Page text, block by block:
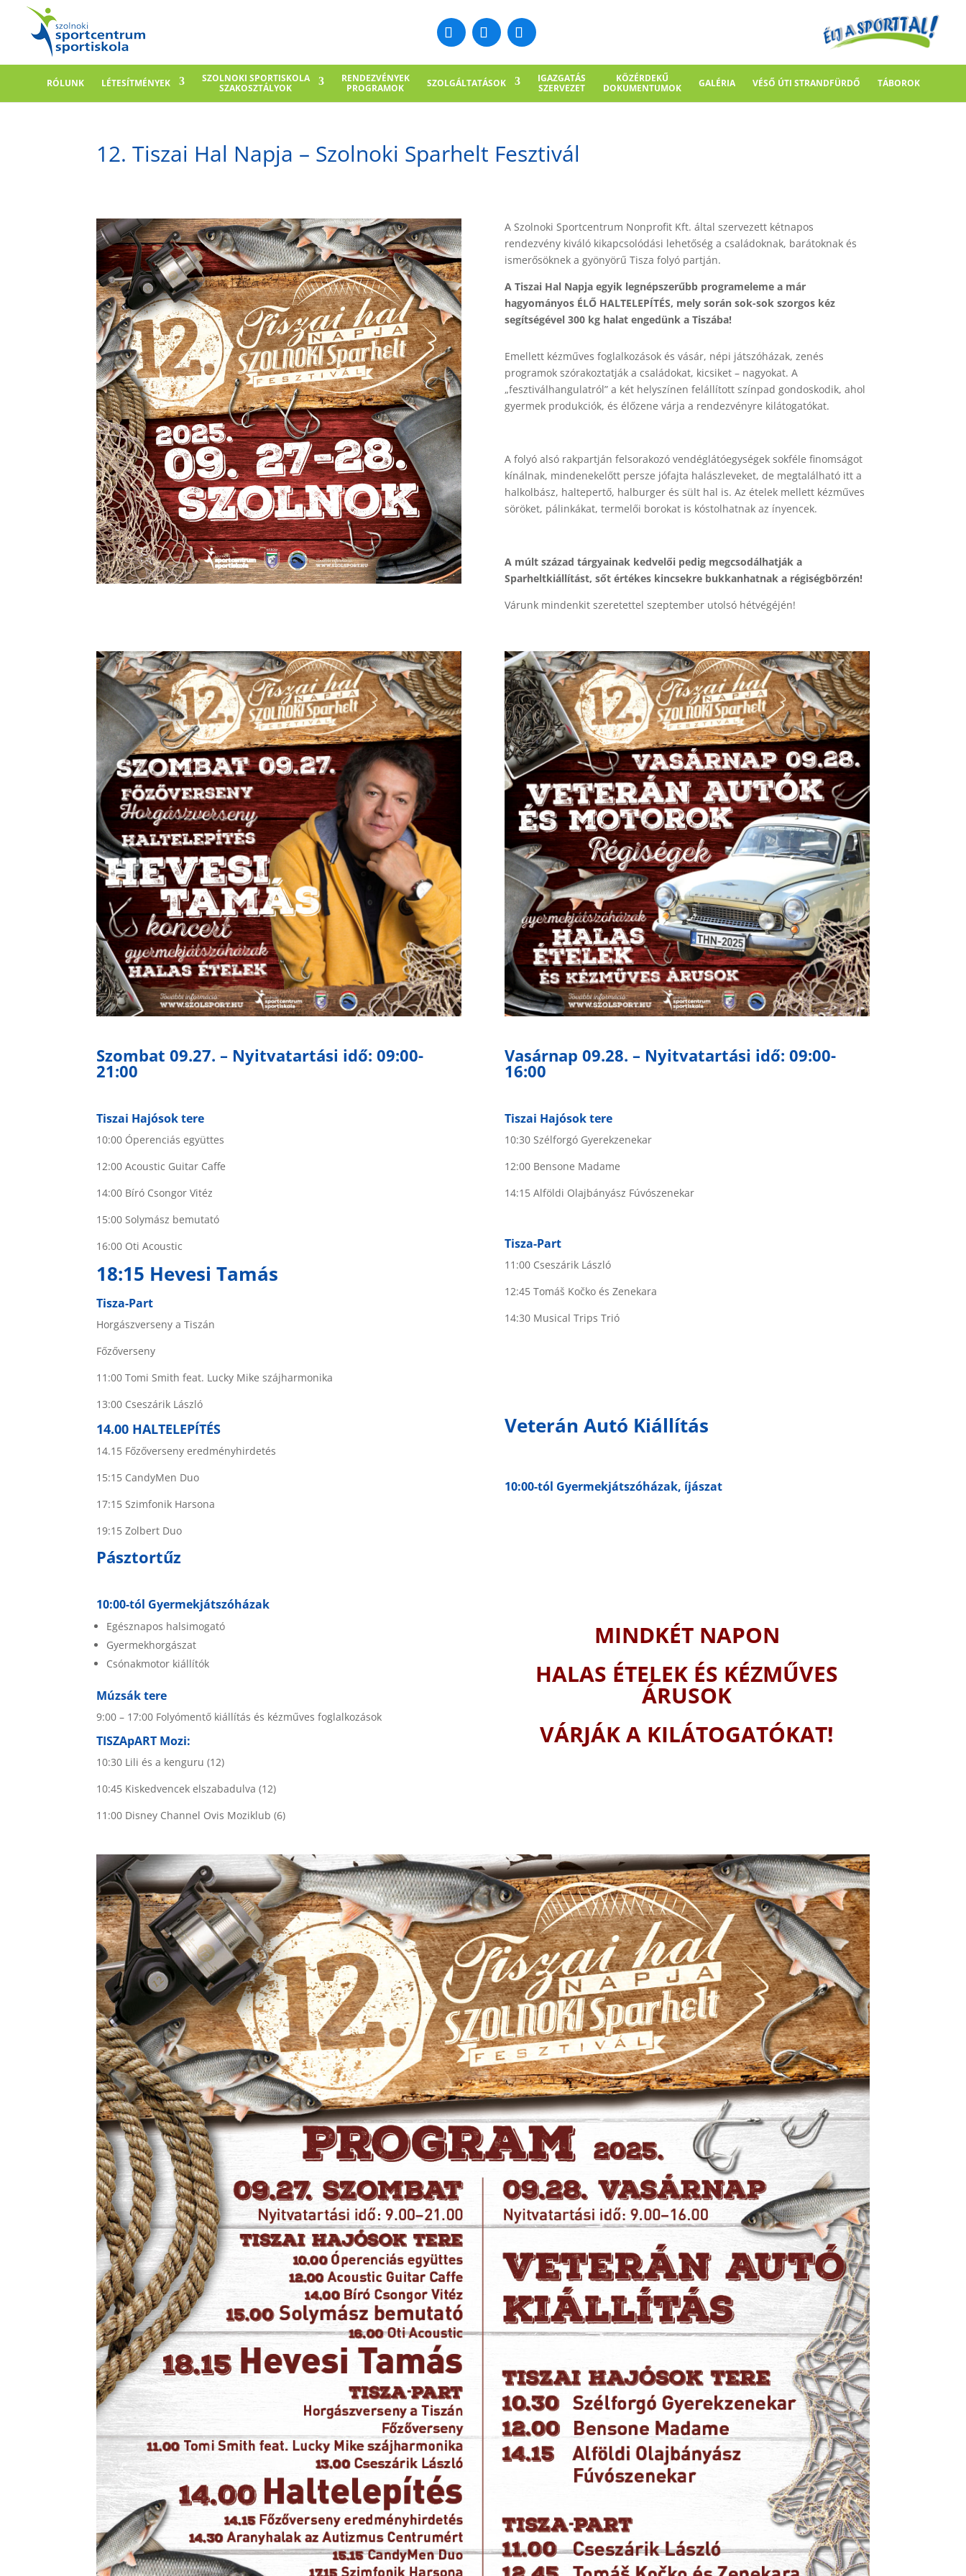
RÓLUNK LÉTESÍTMÉNYEK
SZOLNOKI SPORTISKOLA
SZAKOSZTÁLYOK
RENDEZVÉNYEK
PROGRAMOK
SZOLGÁLTATÁSOK
IGAZGATÁS
SZERVEZET
KÖZÉRDEKŰ
DOKUMENTUMOK
GALÉRIA VÉSŐ ÚTI STRANDFÜRDŐ TÁBOROK
12. Tiszai Hal Napja – Szolnoki Sparhelt Fesztivál
A Szolnoki Sportcentrum Nonprofit Kft. által szervezett kétnapos
rendezvény kiváló kikapcsolódási lehetőség a családoknak, barátoknak és
ismerősöknek a gyönyörű Tisza folyó partján.
A Tiszai Hal Napja egyik legnépszerűbb programeleme a már
hagyományos ÉLŐ HALTELEPÍTÉS, mely során sok-sok szorgos kéz
segítségével 300 kg halat engedünk a Tiszába!
Emellett kézműves foglalkozások és vásár, népi játszóházak, zenés
programok szórakoztatják a családokat, kicsiket – nagyokat. A
„fesztiválhangulatról” a két helyszínen felállított színpad gondoskodik, ahol
gyermek produkciók, és élőzene várja a rendezvényre kilátogatókat.
A folyó alsó rakpartján felsorakozó vendéglátóegységek sokféle finomságot
kínálnak, mindenekelőtt persze jófajta halászleveket, de megtalálható itt a
halkolbász, haltepertő, halburger és sült hal is. Az ételek mellett kézműves
söröket, pálinkákat, termelői borokat is kóstolhatnak az ínyencek.
A múlt század tárgyainak kedvelői pedig megcsodálhatják a
Sparheltkiállítást, sőt értékes kincsekre bukkanhatnak a régiségbörzén!
Várunk mindenkit szeretettel szeptember utolsó hétvégéjén!
Szombat 09.27. – Nyitvatartási idő: 09:00-
21:00
Tiszai Hajósok tere
10:00 Óperenciás együttes
12:00 Acoustic Guitar Caffe
14:00 Bíró Csongor Vitéz
15:00 Solymász bemutató
16:00 Oti Acoustic
18:15 Hevesi Tamás
Tisza-Part
Horgászverseny a Tiszán
Főzőverseny
11:00 Tomi Smith feat. Lucky Mike szájharmonika
13:00 Cseszárik László
14.00 HALTELEPÍTÉS
14.15 Főzőverseny eredményhirdetés
15:15 CandyMen Duo
17:15 Szimfonik Harsona
19:15 Zolbert Duo
Pásztortűz
10:00-tól Gyermekjátszóházak
Egésznapos halsimogató
Gyermekhorgászat
Csónakmotor kiállítók
Múzsák tere
9:00 – 17:00 Folyómentő kiállítás és kézműves foglalkozások
TISZApART Mozi:
10:30 Lili és a kenguru (12)
10:45 Kiskedvencek elszabadulva (12)
11:00 Disney Channel Ovis Moziklub (6)
Vasárnap 09.28. – Nyitvatartási idő: 09:00-
16:00
Tiszai Hajósok tere
10:30 Szélforgó Gyerekzenekar
12:00 Bensone Madame
14:15 Alföldi Olajbányász Fúvószenekar
Tisza-Part
11:00 Cseszárik László
12:45 Tomáš Kočko és Zenekara
14:30 Musical Trips Trió
Veterán Autó Kiállítás
10:00-tól Gyermekjátszóházak, íjászat
MINDKÉT NAPON
HALAS ÉTELEK ÉS KÉZMŰVES
ÁRUSOK
VÁRJÁK A KILÁTOGATÓKAT!